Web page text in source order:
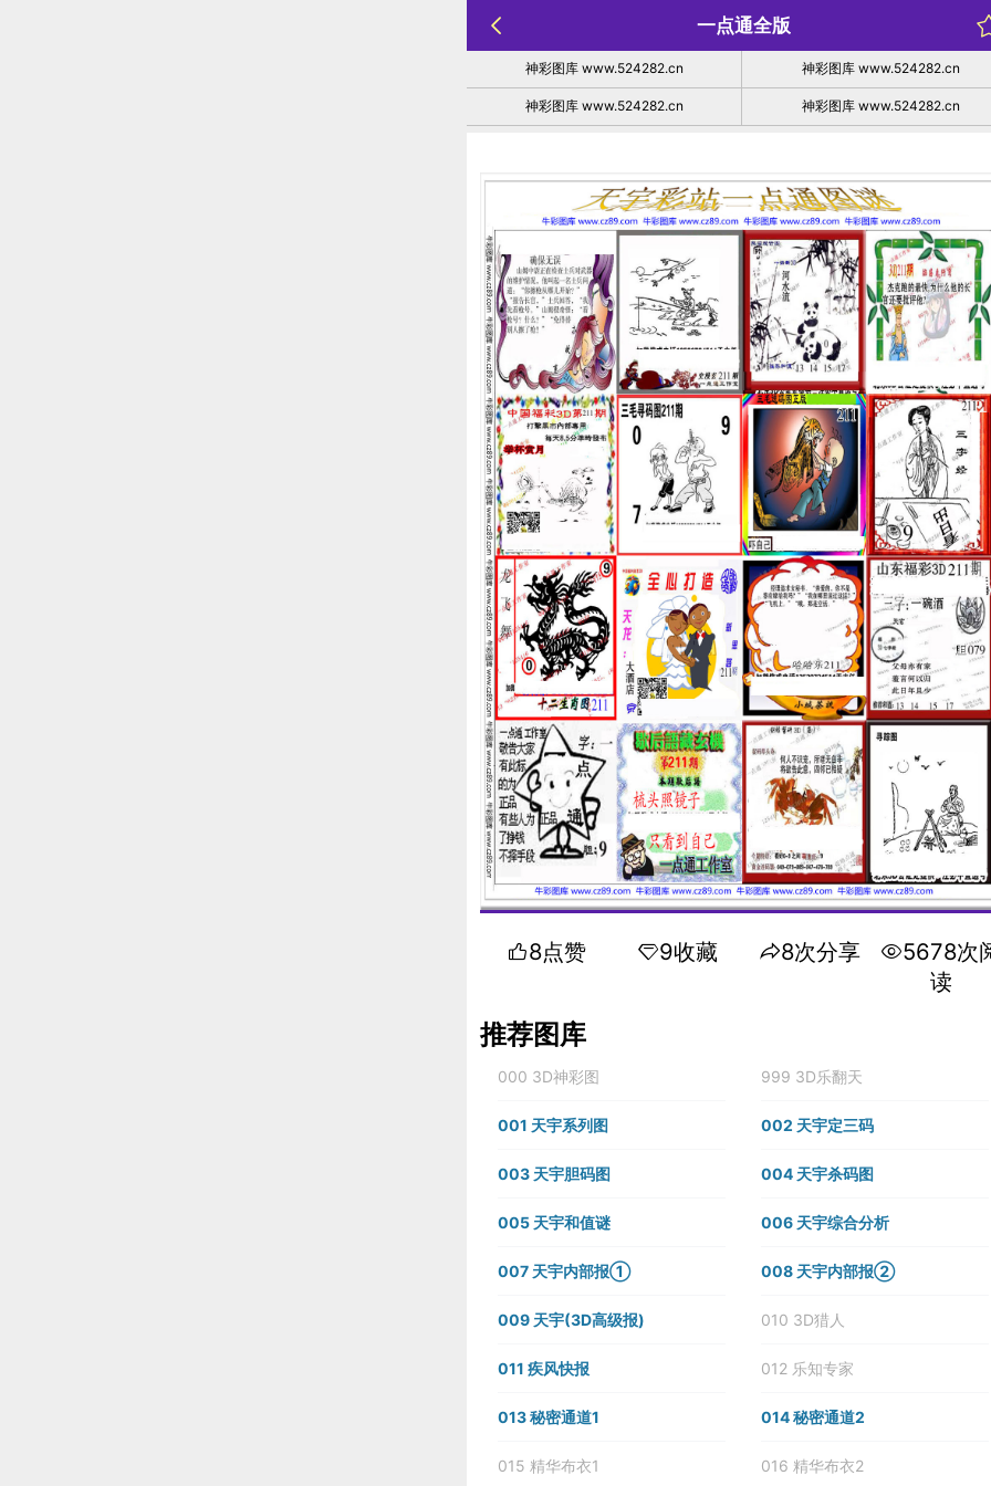
一点通全版
神彩图库 www.524282.cn 神彩图库 www.524282.cn
神彩图库 www.524282.cn 神彩图库 www.524282.cn
8点赞 9收藏 8次分享
5678次
读
推荐图库
000 3D神彩图 999 3D乐翻天
001 天宇系列图 002 天宇定三码
003 天宇胆码图 004 天宇杀码图
005 天宇和值谜 006 天宇综合分析
007 天宇内部报① 008 天宇内部报②
009 天宇(3D高级报) 010 3D猎人
011 疾风快报 012 乐知专家
013 秘密通道1 014 秘密通道2
015 精华布衣1 016 精华布衣2